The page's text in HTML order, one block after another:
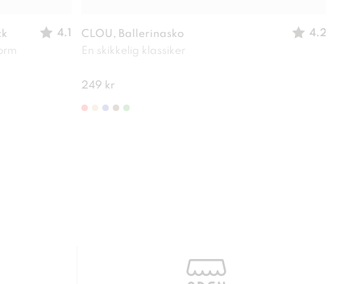
4.1
CLOU, Ballerinasko
4.2
En skikkelig klassiker
249 kr